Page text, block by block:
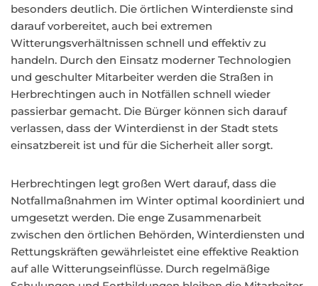
besonders deutlich. Die örtlichen Winterdienste sind
darauf vorbereitet, auch bei extremen
Witterungsverhältnissen schnell und effektiv zu
handeln. Durch den Einsatz moderner Technologien
und geschulter Mitarbeiter werden die Straßen in
Herbrechtingen auch in Notfällen schnell wieder
passierbar gemacht. Die Bürger können sich darauf
verlassen, dass der Winterdienst in der Stadt stets
einsatzbereit ist und für die Sicherheit aller sorgt.
Herbrechtingen legt großen Wert darauf, dass die
Notfallmaßnahmen im Winter optimal koordiniert und
umgesetzt werden. Die enge Zusammenarbeit
zwischen den örtlichen Behörden, Winterdiensten und
Rettungskräften gewährleistet eine effektive Reaktion
auf alle Witterungseinflüsse. Durch regelmäßige